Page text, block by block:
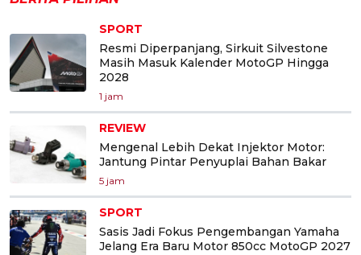
SPORT
Resmi Diperpanjang, Sirkuit Silvestone
Masih Masuk Kalender MotoGP Hingga
2028
1 jam
REVIEW
Mengenal Lebih Dekat Injektor Motor:
Jantung Pintar Penyuplai Bahan Bakar
5 jam
SPORT
Sasis Jadi Fokus Pengembangan Yamaha
Jelang Era Baru Motor 850cc MotoGP 2027